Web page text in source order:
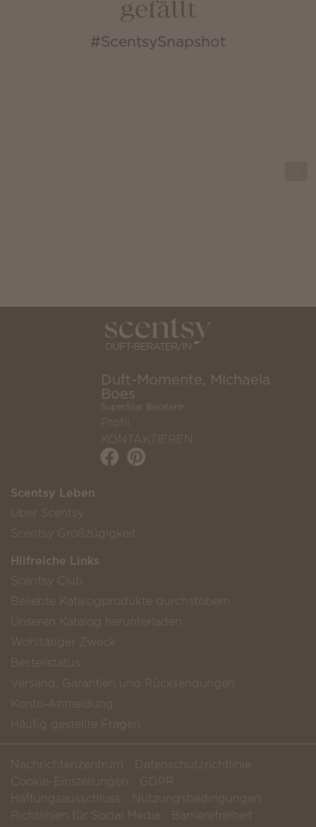
gefällt
#ScentsySnapshot
Duft-Momente, Michaela
Boes
SuperStar BeraterIn
Profil
KONTAKTIEREN
Scentsy Leben
Über Scentsy
Scentsy Großzügigkeit
Hilfreiche Links
Scentsy Club
Beliebte Katalogprodukte durchstöbern
Unseren Katalog herunterladen
Wohltätiger Zweck
Bestellstatus
Versand, Garantien und Rücksendungen
Konto-Anmeldung
Häufig gestellte Fragen
Nachrichtenzentrum
Datenschutzrichtlinie
Cookie-Einstellungen
GDPR
Haftungsausschluss
Nutzungsbedingungen
Richtlinien für Social Media
Barrierefreiheit